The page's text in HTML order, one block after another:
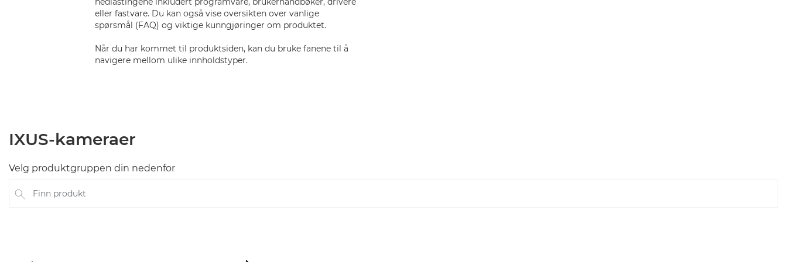
eller fastvare. Du kan også vise oversikten over vanlige
spørsmål (FAQ) og viktige kunngjøringer om produktet.
Når du har kommet til produktsiden, kan du bruke fanene til å
navigere mellom ulike innholdstyper.
IXUS-kameraer
Velg produktgruppen din nedenfor
Finn produkt